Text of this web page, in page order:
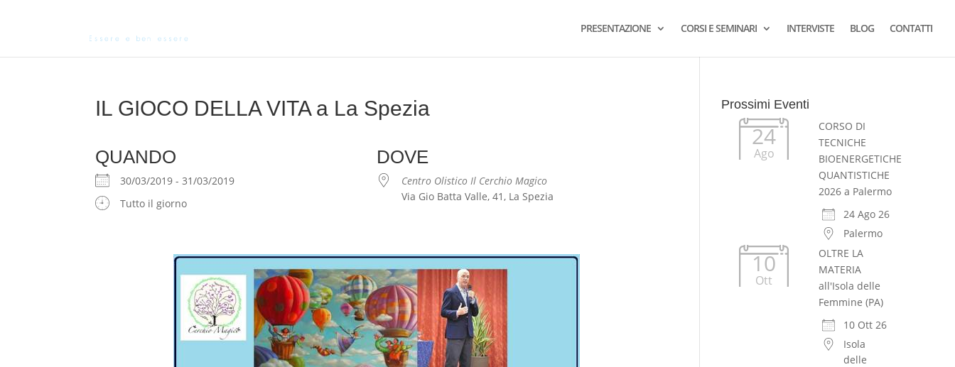
PRESENTAZIONE CORSI E SEMINARI INTERVISTE BLOG CONTATTI
IL GIOCO DELLA VITA a La Spezia
QUANDO
30/03/2019 - 31/03/2019
Tutto il giorno
DOVE
Centro Olistico Il Cerchio Magico
Via Gio Batta Valle, 41, La Spezia
Prossimi Eventi
24
Ago
CORSO DI
TECNICHE
BIOENERGETICHE
QUANTISTICHE
2026 a Palermo
24 Ago 26
Palermo
10
Ott
OLTRE LA
MATERIA
all'Isola delle
Femmine (PA)
10 Ott 26
Isola
delle